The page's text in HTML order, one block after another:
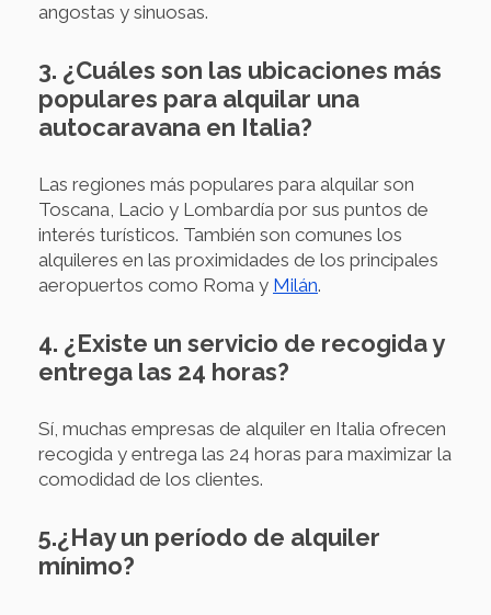
angostas y sinuosas.
3. ¿Cuáles son las ubicaciones más
populares para alquilar una
autocaravana en Italia?
Las regiones más populares para alquilar son
Toscana, Lacio y Lombardía por sus puntos de
interés turísticos. También son comunes los
alquileres en las proximidades de los principales
aeropuertos como Roma y Milán.
4. ¿Existe un servicio de recogida y
entrega las 24 horas?
Sí, muchas empresas de alquiler en Italia ofrecen
recogida y entrega las 24 horas para maximizar la
comodidad de los clientes.
5.¿Hay un período de alquiler
mínimo?